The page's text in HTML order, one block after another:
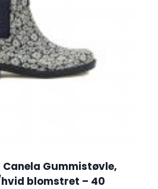
Canela Gummistøvle,
blomstret – 40